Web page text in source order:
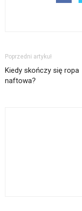
Poprzedni artykuł
Kiedy skończy się ropa
naftowa?